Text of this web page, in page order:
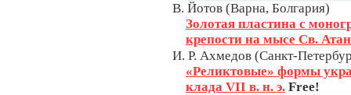
В. Йотов (Варна, Болгария)
Золотая пластина с
крепости на мысе Св.
И. Р. Ахмедов (Санкт-
«Реликтовые» формы
клада VII в. н. э. Free!